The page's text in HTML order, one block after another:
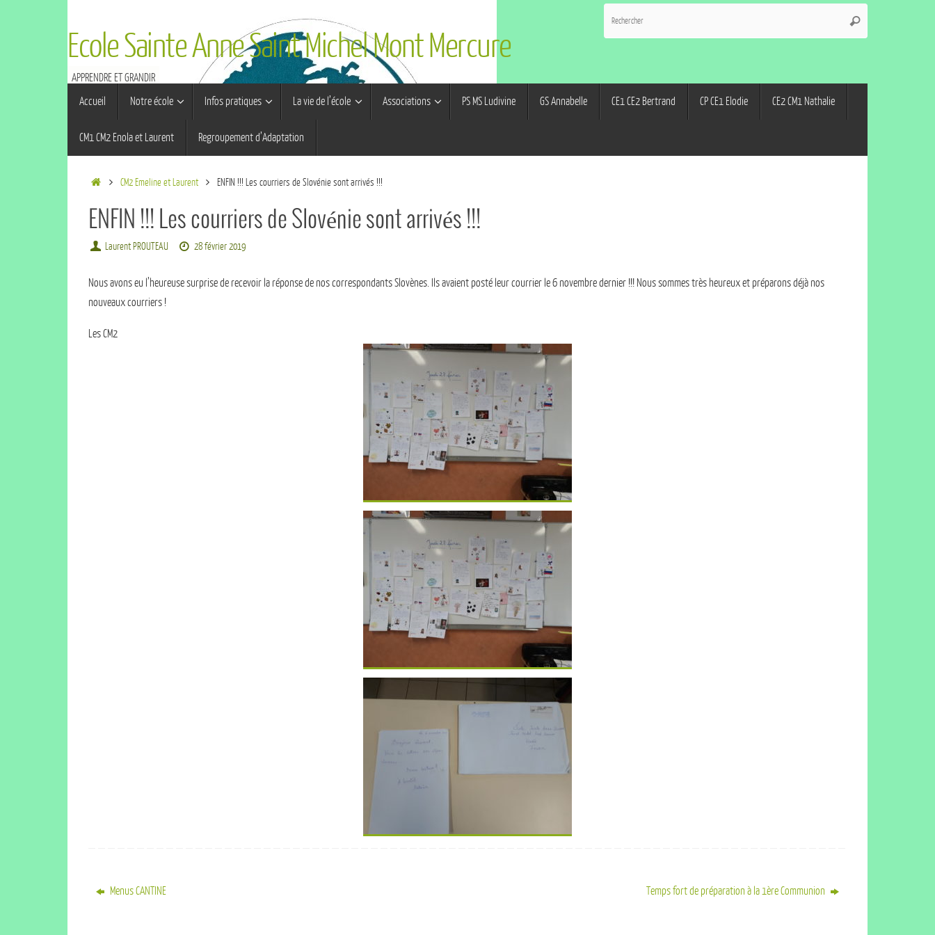
Ecole Sainte Anne Saint Michel Mont Mercure
APPRENDRE ET GRANDIR
Accueil
Notre école Infos pratiques La vie de l’école Associations PS MS Ludivine GS Annabelle CE1 CE2 Bertrand CP CE1 Elodie CE2 CM1 Nathalie
CM1 CM2 Enola et Laurent Regroupement d’Adaptation
CM2 Emeline et Laurent ENFIN !!! Les courriers de Slovénie sont arrivés !!!
ENFIN !!! Les courriers de Slovénie sont arrivés !!!
Laurent PROUTEAU 28 février 2019
Nous avons eu l’heureuse surprise de recevoir la réponse de nos correspondants Slovènes. Ils avaient posté leur courrier le 6 novembre dernier !!! Nous sommes très heureux et préparons déjà nos
nouveaux courriers !
Les CM2
Menus CANTINE Temps fort de préparation à la 1ère Communion